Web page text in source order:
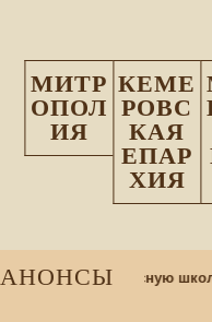
МИТР
ОПОЛ
ИЯ
КЕМЕ
РОВС
КАЯ
ЕПАР
ХИЯ
АНОНСЫ
в воскресную